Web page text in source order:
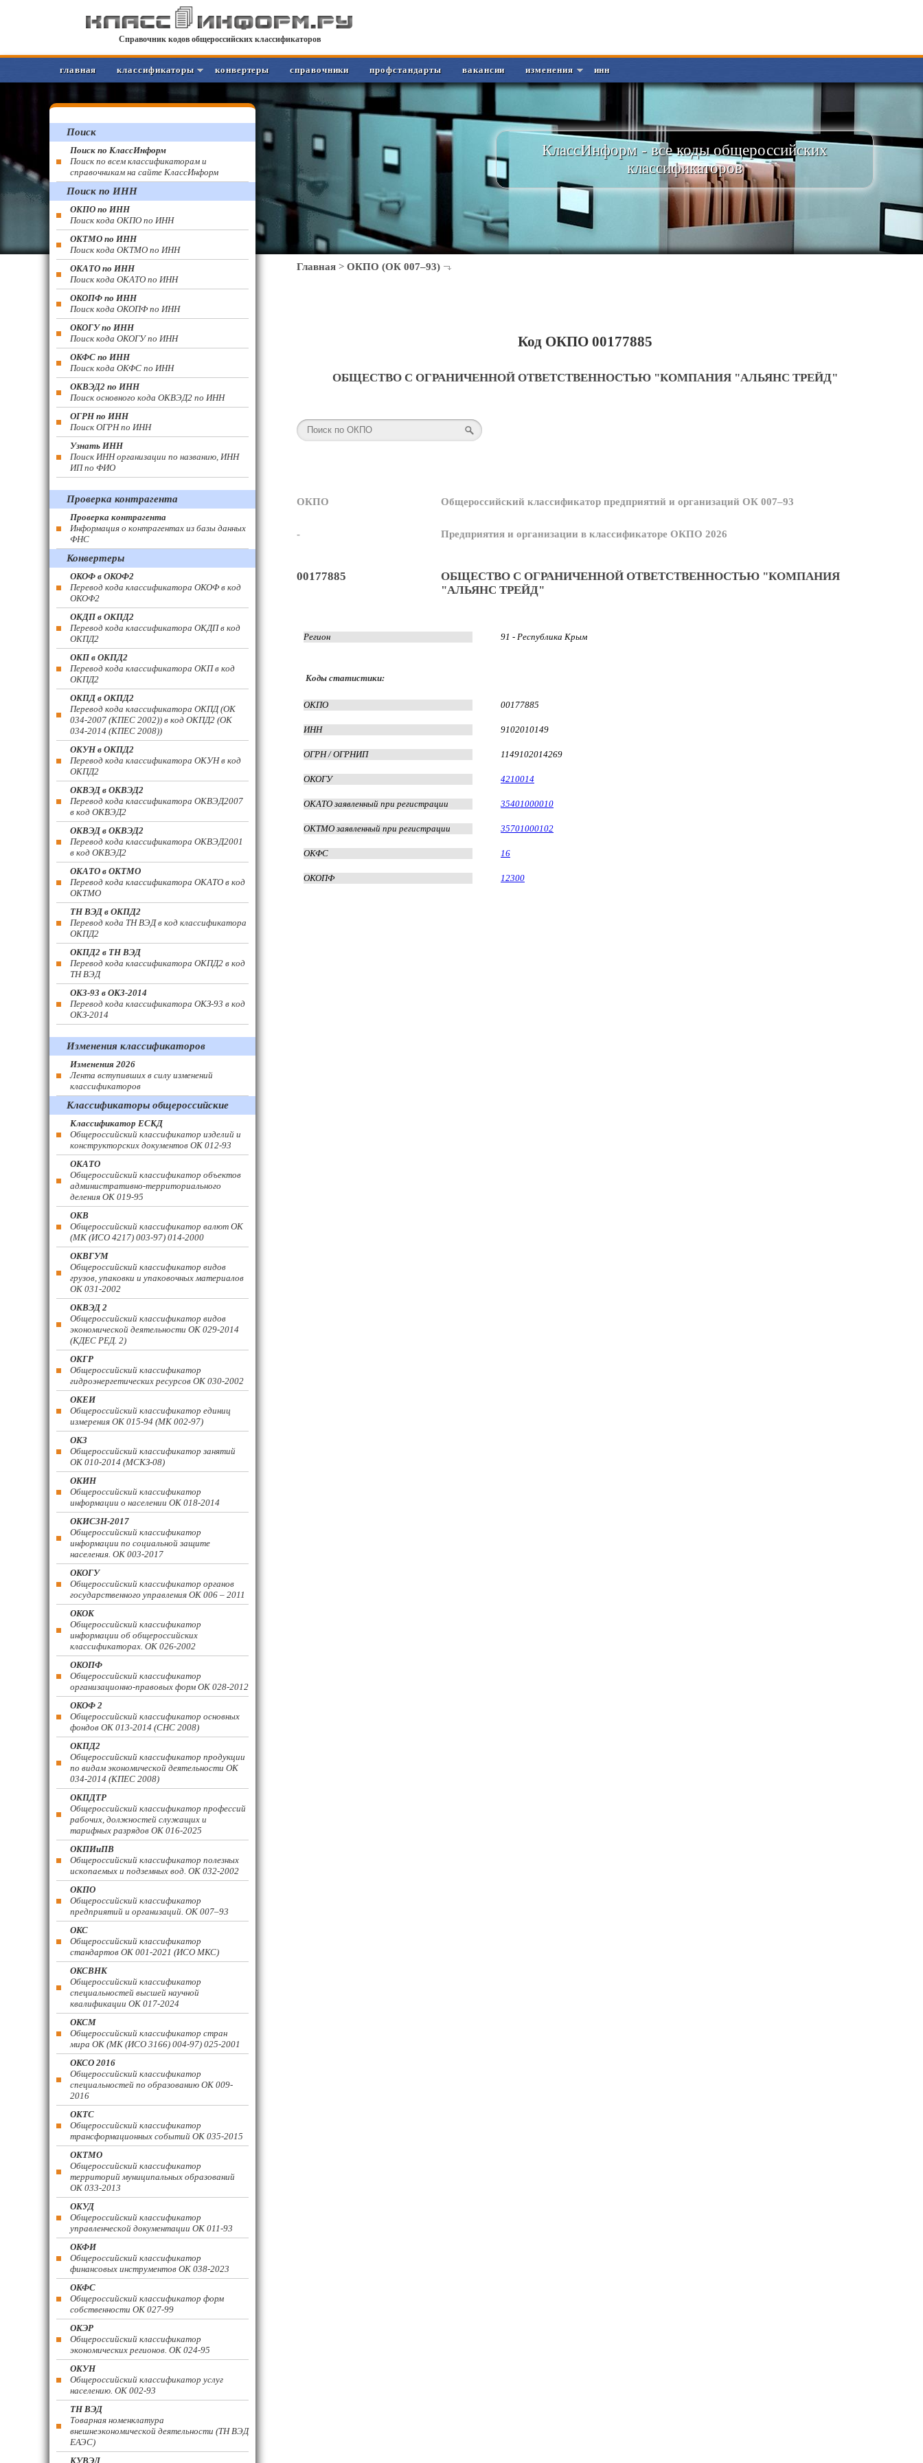
Справочник кодов общероссийских классификаторов
главная классификаторы конвертеры справочники профстандарты вакансии изменения инн
КлассИнформ - все коды общероссийских
классификаторов
Главная > ОКПО (ОК 007–93)
Код ОКПО 00177885
ОБЩЕСТВО С ОГРАНИЧЕННОЙ ОТВЕТСТВЕННОСТЬЮ "КОМПАНИЯ "АЛЬЯНС ТРЕЙД"
ОКПО Общероссийский классификатор предприятий и организаций ОК 007–93
- Предприятия и организации в классификаторе ОКПО 2026
00177885
ОБЩЕСТВО С ОГРАНИЧЕННОЙ ОТВЕТСТВЕННОСТЬЮ "КОМПАНИЯ
"АЛЬЯНС ТРЕЙД"
Регион 91 - Республика Крым
Коды статистики:
ОКПО 00177885
ИНН 9102010149
ОГРН / ОГРНИП 1149102014269
ОКОГУ 4210014
ОКАТО заявленный при регистрации 35401000010
ОКТМО заявленный при регистрации 35701000102
ОКФС 16
ОКОПФ 12300
Поиск
Поиск по КлассИнформ
Поиск по всем классификаторам и
справочникам на сайте КлассИнформ
Поиск по ИНН
ОКПО по ИНН
Поиск кода ОКПО по ИНН
ОКТМО по ИНН
Поиск кода ОКТМО по ИНН
ОКАТО по ИНН
Поиск кода ОКАТО по ИНН
ОКОПФ по ИНН
Поиск кода ОКОПФ по ИНН
ОКОГУ по ИНН
Поиск кода ОКОГУ по ИНН
ОКФС по ИНН
Поиск кода ОКФС по ИНН
ОКВЭД2 по ИНН
Поиск основного кода ОКВЭД2 по ИНН
ОГРН по ИНН
Поиск ОГРН по ИНН
Узнать ИНН
Поиск ИНН организации по названию, ИНН
ИП по ФИО
Проверка контрагента
Проверка контрагента
Информация о контрагентах из базы данных
ФНС
Конвертеры
ОКОФ в ОКОФ2
Перевод кода классификатора ОКОФ в код
ОКОФ2
ОКДП в ОКПД2
Перевод кода классификатора ОКДП в код
ОКПД2
ОКП в ОКПД2
Перевод кода классификатора ОКП в код
ОКПД2
ОКПД в ОКПД2
Перевод кода классификатора ОКПД (ОК
034-2007 (КПЕС 2002)) в код ОКПД2 (ОК
034-2014 (КПЕС 2008))
ОКУН в ОКПД2
Перевод кода классификатора ОКУН в код
ОКПД2
ОКВЭД в ОКВЭД2
Перевод кода классификатора ОКВЭД2007
в код ОКВЭД2
ОКВЭД в ОКВЭД2
Перевод кода классификатора ОКВЭД2001
в код ОКВЭД2
ОКАТО в ОКТМО
Перевод кода классификатора ОКАТО в код
ОКТМО
ТН ВЭД в ОКПД2
Перевод кода ТН ВЭД в код классификатора
ОКПД2
ОКПД2 в ТН ВЭД
Перевод кода классификатора ОКПД2 в код
ТН ВЭД
ОКЗ-93 в ОКЗ-2014
Перевод кода классификатора ОКЗ-93 в код
ОКЗ-2014
Изменения классификаторов
Изменения 2026
Лента вступивших в силу изменений
классификаторов
Классификаторы общероссийские
Классификатор ЕСКД
Общероссийский классификатор изделий и
конструкторских документов ОК 012-93
ОКАТО
Общероссийский классификатор объектов
административно-территориального
деления ОК 019-95
ОКВ
Общероссийский классификатор валют ОК
(МК (ИСО 4217) 003-97) 014-2000
ОКВГУМ
Общероссийский классификатор видов
грузов, упаковки и упаковочных материалов
ОК 031-2002
ОКВЭД 2
Общероссийский классификатор видов
экономической деятельности ОК 029-2014
(КДЕС РЕД. 2)
ОКГР
Общероссийский классификатор
гидроэнергетических ресурсов ОК 030-2002
ОКЕИ
Общероссийский классификатор единиц
измерения ОК 015-94 (МК 002-97)
ОКЗ
Общероссийский классификатор занятий
ОК 010-2014 (МСКЗ-08)
ОКИН
Общероссийский классификатор
информации о населении ОК 018-2014
ОКИСЗН-2017
Общероссийский классификатор
информации по социальной защите
населения. ОК 003-2017
ОКОГУ
Общероссийский классификатор органов
государственного управления ОК 006 – 2011
ОКОК
Общероссийский классификатор
информации об общероссийских
классификаторах. ОК 026-2002
ОКОПФ
Общероссийский классификатор
организационно-правовых форм ОК 028-2012
ОКОФ 2
Общероссийский классификатор основных
фондов ОК 013-2014 (СНС 2008)
ОКПД2
Общероссийский классификатор продукции
по видам экономической деятельности ОК
034-2014 (КПЕС 2008)
ОКПДТР
Общероссийский классификатор профессий
рабочих, должностей служащих и
тарифных разрядов ОК 016-2025
ОКПИиПВ
Общероссийский классификатор полезных
ископаемых и подземных вод. ОК 032-2002
ОКПО
Общероссийский классификатор
предприятий и организаций. ОК 007–93
ОКС
Общероссийский классификатор
стандартов ОК 001-2021 (ИСО МКС)
ОКСВНК
Общероссийский классификатор
специальностей высшей научной
квалификации ОК 017-2024
ОКСМ
Общероссийский классификатор стран
мира ОК (МК (ИСО 3166) 004-97) 025-2001
ОКСО 2016
Общероссийский классификатор
специальностей по образованию ОК 009-
2016
ОКТС
Общероссийский классификатор
трансформационных событий ОК 035-2015
ОКТМО
Общероссийский классификатор
территорий муниципальных образований
ОК 033-2013
ОКУД
Общероссийский классификатор
управленческой документации ОК 011-93
ОКФИ
Общероссийский классификатор
финансовых инструментов OK 038-2023
ОКФС
Общероссийский классификатор форм
собственности ОК 027-99
ОКЭР
Общероссийский классификатор
экономических регионов. ОК 024-95
ОКУН
Общероссийский классификатор услуг
населению. ОК 002-93
ТН ВЭД
Товарная номенклатура
внешнеэкономической деятельности (ТН ВЭД
ЕАЭС)
КУВЭД